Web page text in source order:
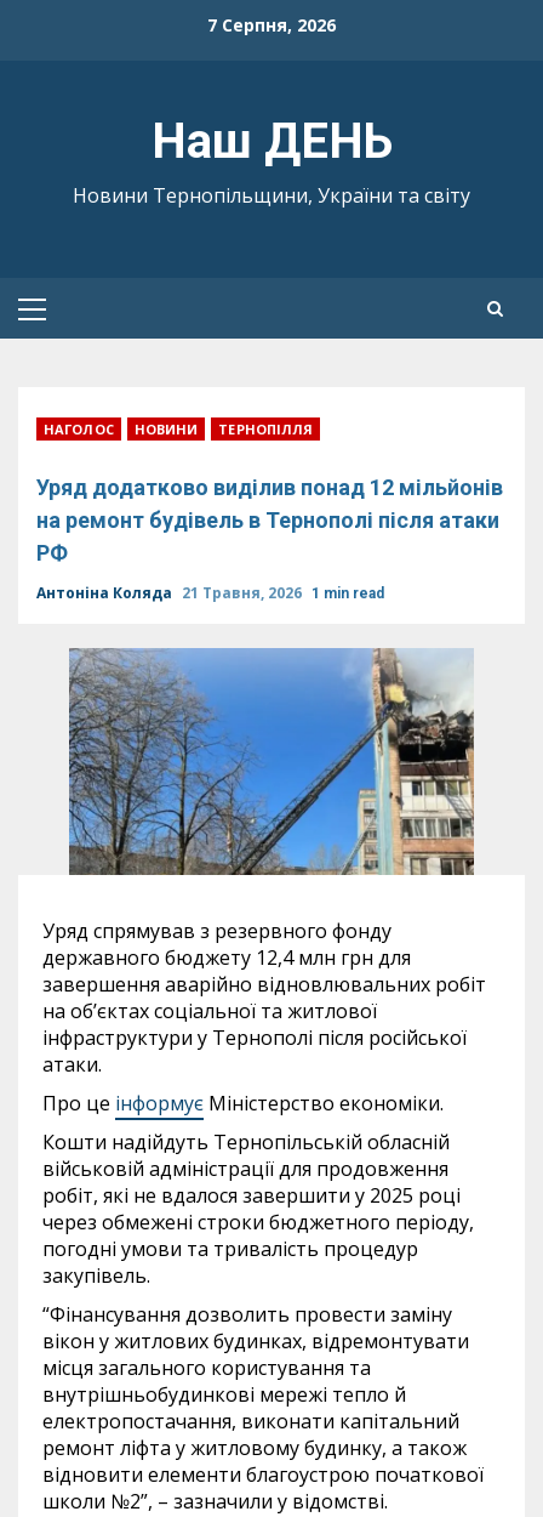
7 Серпня, 2026
Наш ДЕНЬ
Новини Тернопільщини, України та світу
Primary
НАГОЛОС НОВИНИ ТЕРНОПІЛЛЯ
Уряд додатково виділив понад 12 мільйонів
на ремонт будівель в Тернополі після атаки
РФ
Антоніна Коляда 21 Травня, 2026 1 min read
Уряд спрямував з резервного фонду
державного бюджету 12,4 млн грн для
завершення аварійно відновлювальних робіт
на об’єктах соціальної та житлової
інфраструктури у Тернополі після російської
атаки.
Про це інформує Міністерство економіки.
Кошти надійдуть Тернопільській обласній
військовій адміністрації для продовження
робіт, які не вдалося завершити у 2025 році
через обмежені строки бюджетного періоду,
погодні умови та тривалість процедур
закупівель.
“Фінансування дозволить провести заміну
вікон у житлових будинках, відремонтувати
місця загального користування та
внутрішньобудинкові мережі тепло й
електропостачання, виконати капітальний
ремонт ліфта у житловому будинку, а також
відновити елементи благоустрою початкової
школи №2”, – зазначили у відомстві.